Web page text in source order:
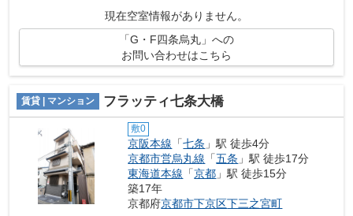
現在空室情報がありません。
「G・F四条烏丸」への
お問い合わせはこちら
賃貸 | マンション フラッティ七条大橋
敷0
京阪本線 「七条 」駅 徒歩4分
京都市営烏丸線 「五条 」駅 徒歩17分
東海道本線 「京都 」駅 徒歩15分
築17年
京都府京都市下京区下三之宮町